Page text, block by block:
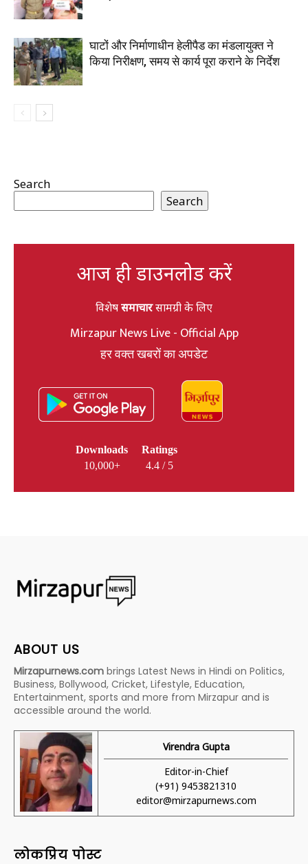
घाटों और निर्माणाधीन हेलीपैड का मंडलायुक्त ने
किया निरीक्षण, समय से कार्य पूरा कराने के निर्देश
Search
Search
आज ही डाउनलोड करें
विशेषसमाचारसामग्री के लिए
Mirzapur News Live - Official App
हर वक्त खबरों का अपडेट
Downloads
10,000+
Ratings
4.4 / 5
ABOUT US
Mirzapurnews.com brings Latest News in Hindi on Politics,
Business, Bollywood, Cricket, Lifestyle, Education,
Entertainment, sports and more from Mirzapur and is
accessible around the world.
Virendra Gupta
Editor-in-Chief
(+91) 9453821310
editor@mirzapurnews.com
लोकप्रिय पोस्ट